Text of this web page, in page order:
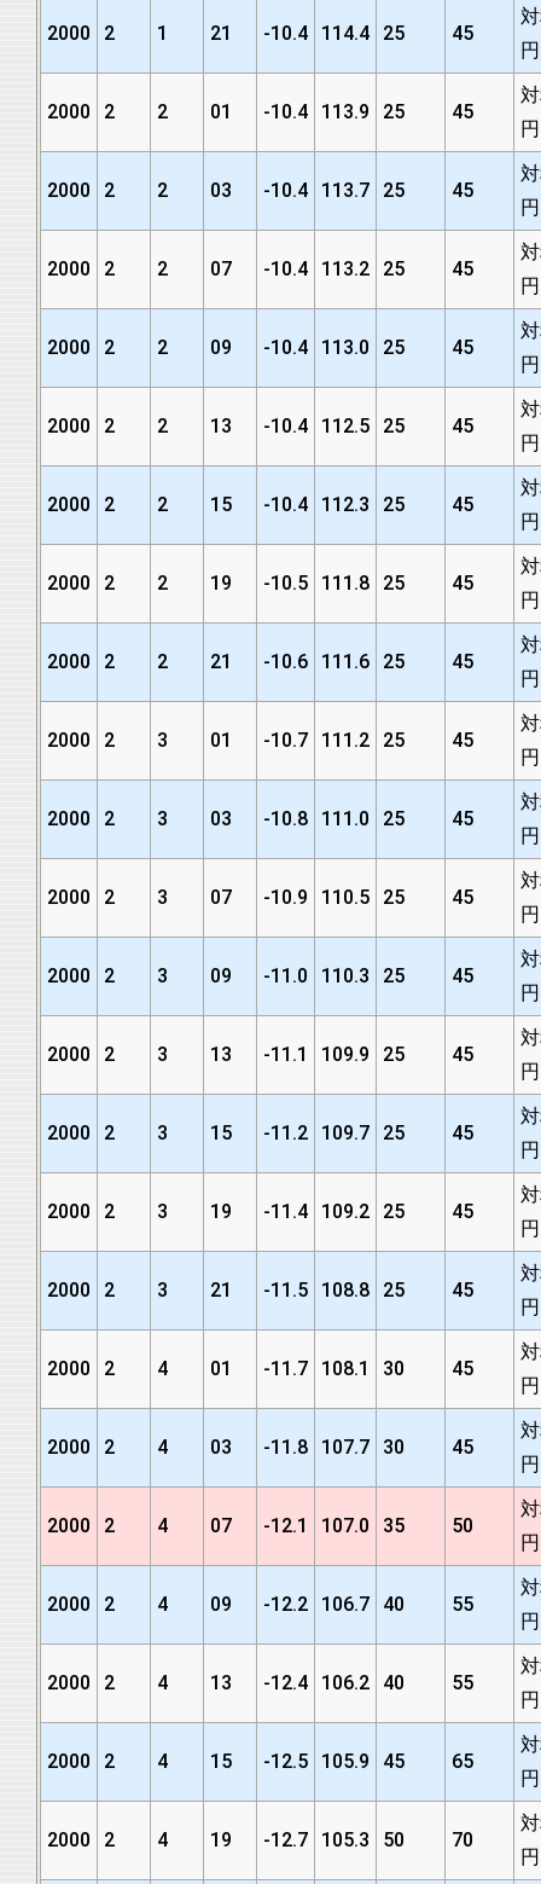
2000 2 1 21 -10.4 114.4 25 45
円
2000 2 2 01 -10.4 113.9 25 45
円
2000 2 2 03 -10.4 113.7 25 45
円
2000 2 2 07 -10.4 113.2 25 45
円
2000 2 2 09 -10.4 113.0 25 45
円
2000 2 2 13 -10.4 112.5 25 45
円
2000 2 2 15 -10.4 112.3 25 45
円
2000 2 2 19 -10.5 111.8 25 45
円
2000 2 2 21 -10.6 111.6 25 45
円
2000 2 3 01 -10.7 111.2 25 45
円
2000 2 3 03 -10.8 111.0 25 45
円
2000 2 3 07 -10.9 110.5 25 45
円
2000 2 3 09 -11.0 110.3 25 45
円
2000 2 3 13 -11.1 109.9 25 45
円
2000 2 3 15 -11.2 109.7 25 45
円
2000 2 3 19 -11.4 109.2 25 45
円
2000 2 3 21 -11.5 108.8 25 45
円
2000 2 4 01 -11.7 108.1 30 45
円
2000 2 4 03 -11.8 107.7 30 45
円
2000 2 4 07 -12.1 107.0 35 50
円
2000 2 4 09 -12.2 106.7 40 55
円
2000 2 4 13 -12.4 106.2 40 55
円
2000 2 4 15 -12.5 105.9 45 65
円
2000 2 4 19 -12.7 105.3 50 70
円